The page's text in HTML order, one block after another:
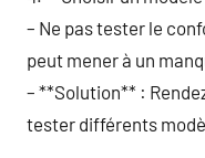
– Ne pas tester le
peut mener à un
– **Solution** :
tester différents